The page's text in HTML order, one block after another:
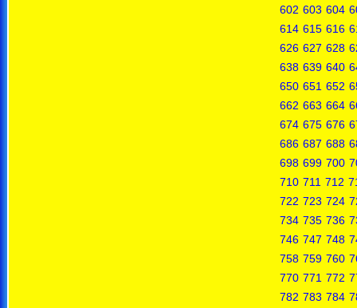
602 603 604
614 615 616
626 627 628
638 639 640
650 651 652
662 663 664
674 675 676
686 687 688
698 699 700
710 711 712
722 723 724
734 735 736
746 747 748
758 759 760
770 771 772
782 783 784